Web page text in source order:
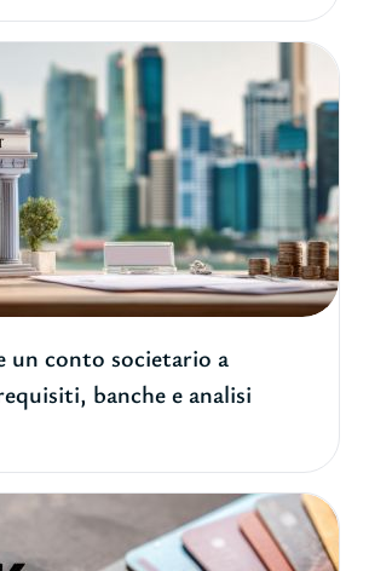
un conto societario a
banche e analisi